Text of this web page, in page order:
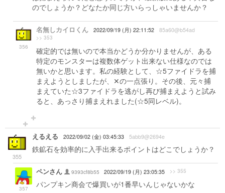
のでしょうか？どなたか同じ方いらっしゃいませんか？
356
名無しカイロくん 2022/09/19 (月) 22:11:52 85a60@b54ad
>> 353
確定的では無いので本当かどうか分かりませんが、ある
特定のモンスターは複数体ゲット出来ない仕様なのでは
無いかと思います。私の経験として、☆5ファイドラを捕
まえようとしましたが、‪✕‬の一点張り。その後、元々捕
まえていた☆3ファイドラを逃がし再び捕まえようと試み
ると、あっさり捕まえれました(☆5同レベル)。
355
えるえる 2022/09/02 (金) 03:45:33 5abb9@2694e
鉄鉱石を効率的に入手出来るポイントはどこでしょうか？
357
ペンさん 9393cf8b55 2022/09/19 (月) 23:05:35 >> 355
パンプキン商会で爆買いが1番早いんじゃないかな